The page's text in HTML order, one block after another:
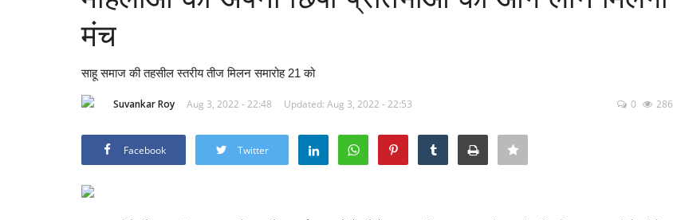
मंच
साहू समाज की तहसील स्तरीय तीज मिलन समारोह 21 को
Suvankar Roy Aug 3, 2022 - 22:48 Updated: Aug 3, 2022 - 22:53 0 286
Facebook Twitter